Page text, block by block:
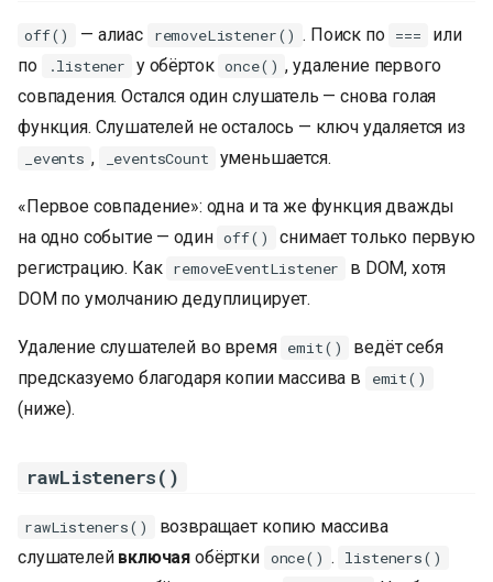
off() — алиас removeListener() . Поиск по ===
или
по
.listener у обёрток once() , удаление первого
совпадения. Остался один слушатель — снова голая
функция. Слушателей не осталось — ключ удаляется из
_events , _eventsCount уменьшается.
«Первое совпадение»: одна и та же функция дважды
на одно событие — один off()
снимает только первую
регистрацию. Как removeEventListener
в DOM, хотя
DOM по умолчанию дедуплицирует.
Удаление слушателей во время emit()
ведёт себя
предсказуемо благодаря копии массива в
emit()
(ниже).
rawListeners()
rawListeners()
возвращает копию массива
слушателей включая обёртки once() . listeners()